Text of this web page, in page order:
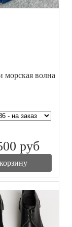
морская волна
руб